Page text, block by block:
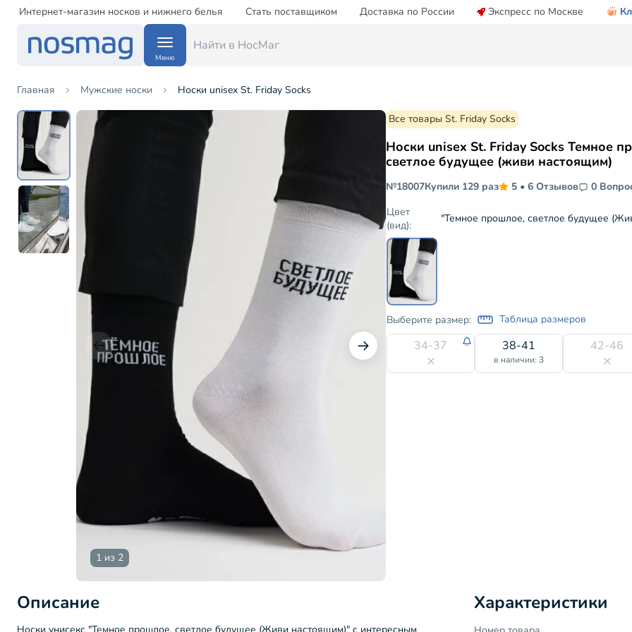
Интернет-магазин носков и нижнего белья Стать поставщиком Доставка по России Экспресс по Москве
Меню
Главная Мужские носки Носки unisex St. Friday Socks
1 из 2
Все товары St. Friday Socks
Носки unisex St. Friday Socks Темное
светлое будущее (живи настоящим)
№18007Купили 129 раз 5 • 6 Отзывов
0
Цвет
(вид):
Выберите размер: Таблица размеров
34-37 38-41
в наличии: 3
42-46
Описание Характеристики